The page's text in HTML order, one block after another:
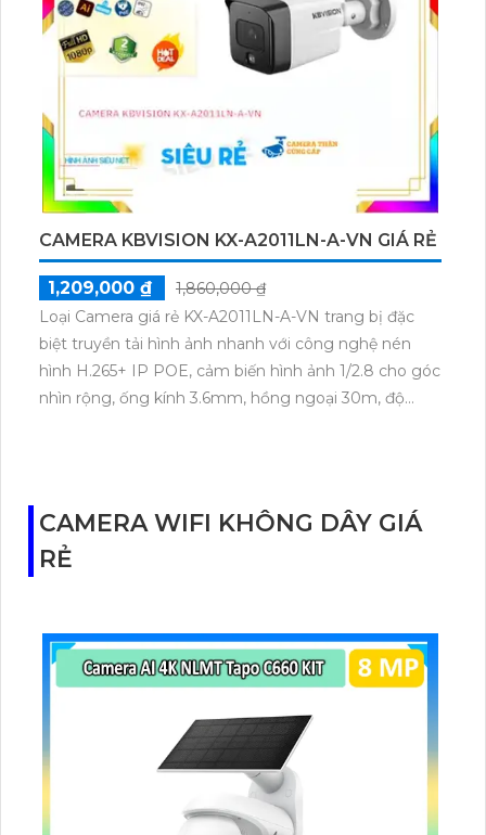
CAMERA KBVISION KX-A2011LN-A-VN GIÁ RẺ
1,209,000 ₫
1,860,000 ₫
Loại Camera giá rẻ KX-A2011LN-A-VN trang bị đặc
biệt truyền tải hình ảnh nhanh với công nghệ nén
hình H.265+ IP POE, cảm biến hình ảnh 1/2.8 cho góc
nhìn rộng, ống kính 3.6mm, hồng ngoại 30m, độ
CAMERA WIFI KHÔNG DÂY GIÁ
RẺ